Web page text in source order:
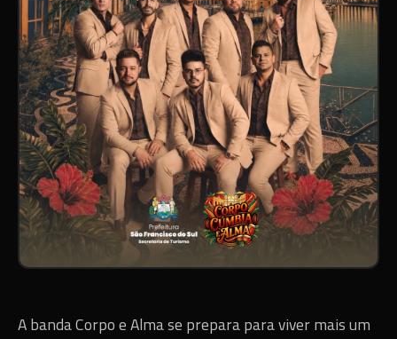
A banda Corpo e Alma se prepara para viver mais um